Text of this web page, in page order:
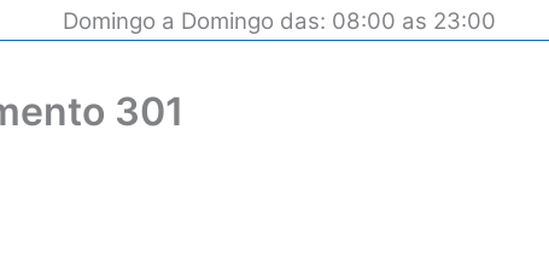
Domingo a Domingo das: 08:00 as 23:00
301